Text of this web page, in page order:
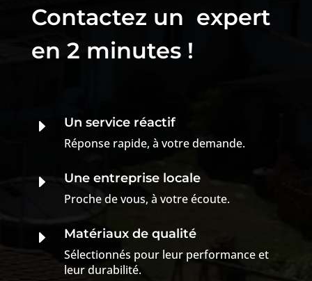
Contactez un expert
en 2 minutes !
E
Un service réactif
Réponse rapide, à votre demande.
E
Une entreprise locale
Proche de vous, à votre écoute.
E
Matériaux de qualité
Sélectionnés pour leur performance et
leur durabilité.